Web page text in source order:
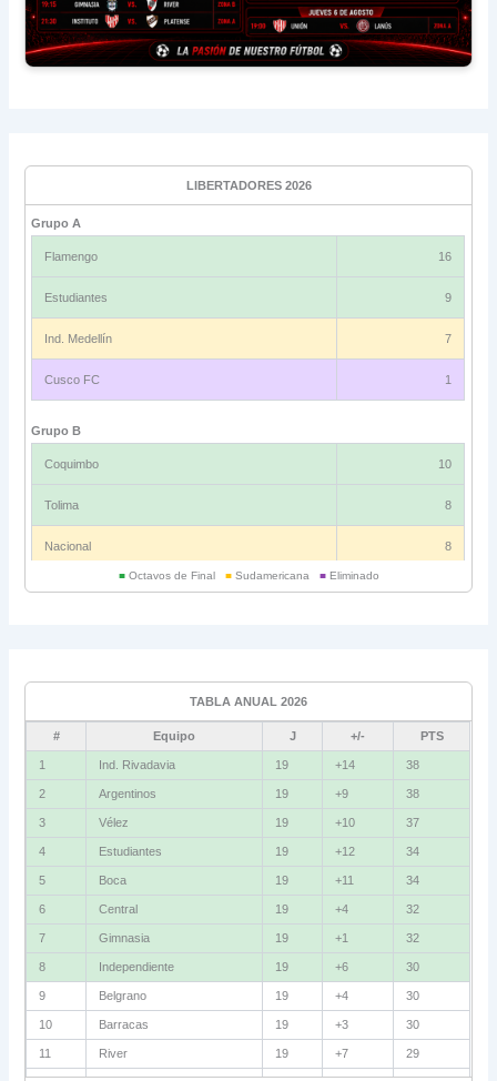
LIBERTADORES 2026
Grupo A
Flamengo 16
Estudiantes 9
Ind. Medellín 7
Cusco FC 1
Grupo B
Coquimbo 10
Tolima 8
Nacional 8
Bolívar 5
La Guaira
Grupo D
U. Católica
Cruzeiro 11
Boca Jrs.
Barcelona SC
Grupo E
■Octavos de Final ■Sudamericana ■Eliminado
TABLA ANUAL 2026
# Equipo J +/- PTS
1 Ind. Rivadavia 19 +14 38
2 Argentinos 19 +9 38
3 Vélez 19 +10 37
4 Estudiantes 19 +12 34
5 Boca 19 +11 34
6 Central 19 +4 32
7 Gimnasia 19 +1 32
8 Independiente 19 +6 30
9 Belgrano 19 +4 30
10 Barracas 19 +3 30
11 River 19 +7 29